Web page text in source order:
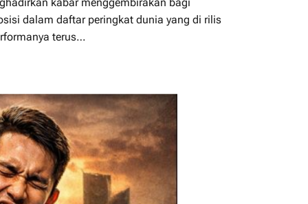
kabar menggembirakan bagi
dalam daftar peringkat dunia yang di rilis
terus…